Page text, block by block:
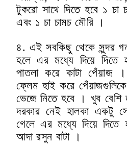
টুকরো সাথে দিতে হবে ১ চা
এবং ১ চা চামচ মৌরি ।
৪. এই সবকিছু থেকে সুন্দর
হলে এর মধ্যে দিয়ে দিতে
পাতলা করে কাটা পেঁয়াজ
ফ্লেম হাই করে
ভেজে নিতে হবে । খুব বেশি
দরকার নেই হালকা একটু
গেলে এর মধ্যে দিয়ে দিতে
আদা রসুন বাটা ।